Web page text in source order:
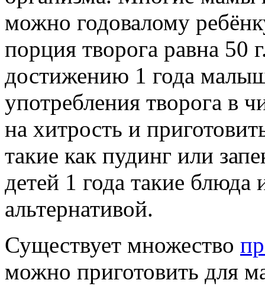
можно годовалому
порция творога равна 50
достижению 1 года
употребления творога в
на хитрость и
такие как пудинг или
детей 1 года такие блюда
альтернативой.
Существует множество
можно приготовить для